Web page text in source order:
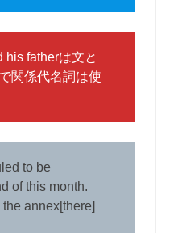
fatherは文と
関係代名詞は使
to be
of this month.
annex[there]